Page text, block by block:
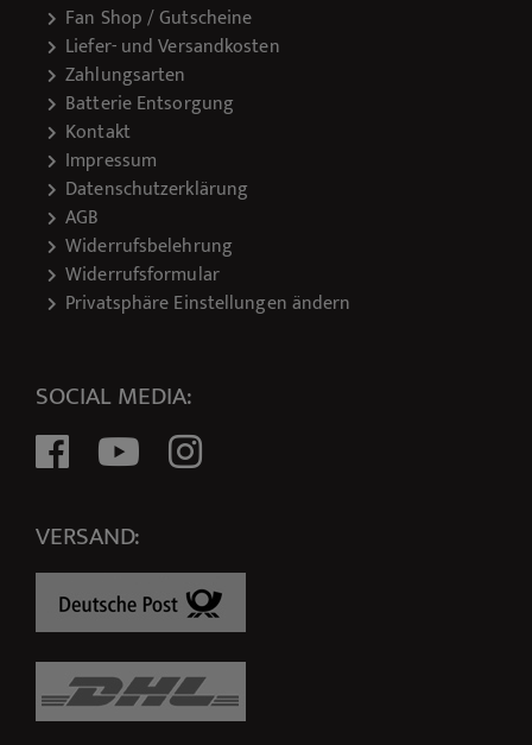
SOCIAL MEDIA:
VERSAND:
Fan Shop / Gutscheine
Liefer- und Versandkosten
Zahlungsarten
Batterie Entsorgung
Kontakt
Impressum
Datenschutzerklärung
AGB
Widerrufsbelehrung
Widerrufsformular
Privatsphäre Einstellungen ändern